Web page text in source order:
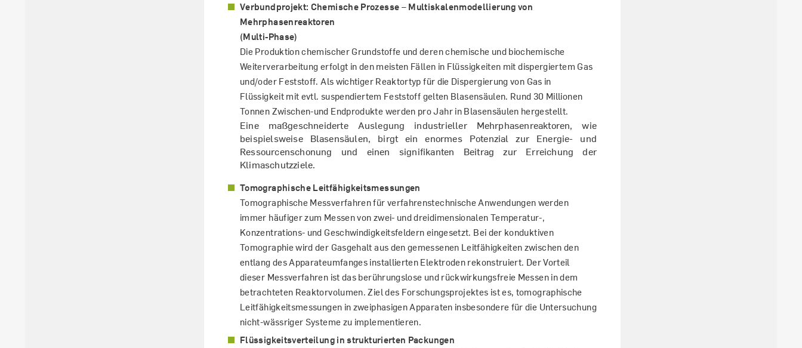
Verbundprojekt: Chemische Prozesse – Multiskalenmodellierung von
Mehrphasenreaktoren
(Multi-Phase)
Die Produktion chemischer Grundstoffe und deren chemische und biochemische
Weiterverarbeitung erfolgt in den meisten Fällen in Flüssigkeiten mit dispergiertem Gas
und/oder Feststoff. Als wichtiger Reaktortyp für die Dispergierung von Gas in
Flüssigkeit mit evtl. suspendiertem Feststoff gelten Blasensäulen. Rund 30 Millionen
Tonnen Zwischen-und Endprodukte werden pro Jahr in Blasensäulen hergestellt.
Eine maßgeschneiderte Auslegung industrieller Mehrphasenreaktoren, wie
beispielsweise Blasensäulen, birgt ein enormes Potenzial zur Energie- und
Ressourcenschonung und einen signifikanten Beitrag zur Erreichung der
Klimaschutzziele.
Tomographische Leitfähigkeitsmessungen
Tomographische Messverfahren für verfahrenstechnische Anwendungen werden
immer häufiger zum Messen von zwei- und dreidimensionalen Temperatur-,
Konzentrations- und Geschwindigkeitsfeldern eingesetzt. Bei der konduktiven
Tomographie wird der Gasgehalt aus den gemessenen Leitfähigkeiten zwischen den
entlang des Apparateumfanges installierten Elektroden rekonstruiert. Der Vorteil
dieser Messverfahren ist das berührungslose und rückwirkungsfreie Messen in dem
betrachteten Reaktorvolumen. Ziel des Forschungsprojektes ist es, tomographische
Leitfähigkeitsmessungen in zweiphasigen Apparaten insbesondere für die Untersuchung
nicht-wässriger Systeme zu implementieren.
Flüssigkeitsverteilung in strukturierten Packungen